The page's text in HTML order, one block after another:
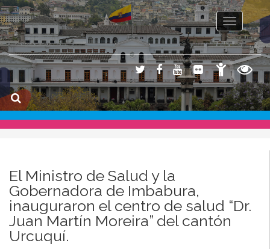
Toggle
El Ministro de Salud y la
Gobernadora de Imbabura,
inauguraron el centro de salud “Dr.
Juan Martín Moreira” del cantón
Urcuquí.